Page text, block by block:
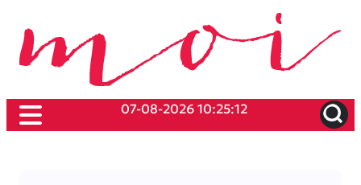
07-08-2026 10:25:12